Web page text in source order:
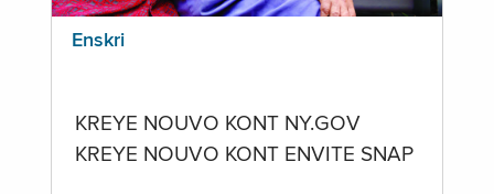
Enskri
KREYE NOUVO KONT NY.GOV
KREYE NOUVO KONT ENVITE SNAP